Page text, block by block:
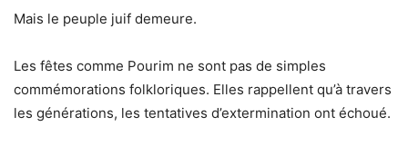
Mais le peuple juif demeure.
Les fêtes comme Pourim ne sont pas de simples
commémorations folkloriques. Elles rappellent qu’à travers
les générations, les tentatives d’extermination ont échoué.